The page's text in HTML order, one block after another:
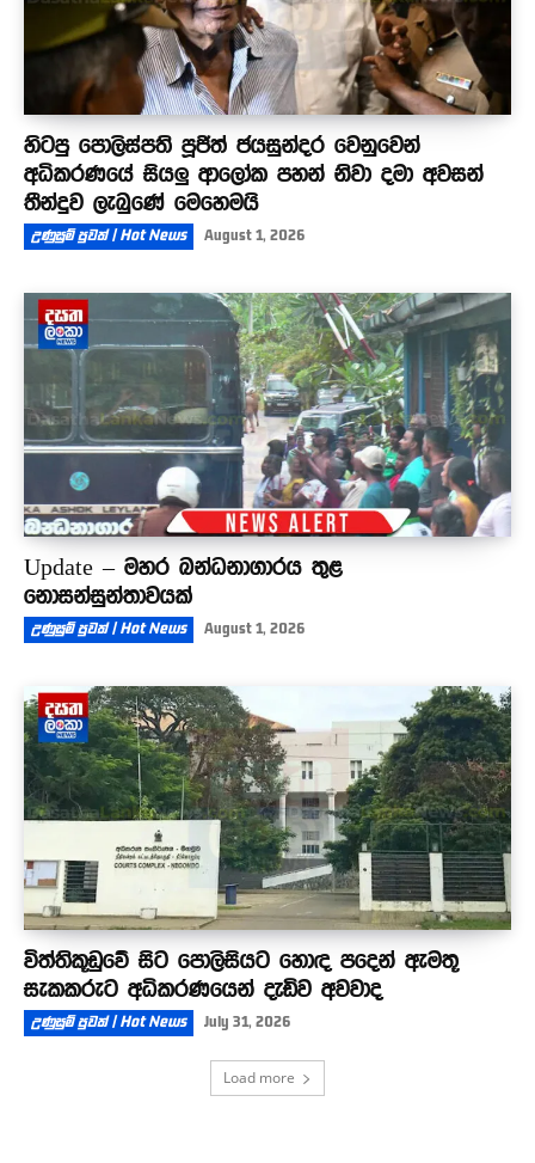
හිටපු පොලිස්පති පූජිත් ජයසුන්දර වෙනුවෙන්
අධිකරණයේ සියලු ආලෝක පහන් නිවා දමා අවසන්
තීන්දුව ලැබුණේ මෙහෙමයි
උණුසුම් පුවත් | Hot News August 1, 2026
Update – මහර බන්ධනාගාරය තුළ
නොසන්සුන්තාවයක්
උණුසුම් පුවත් | Hot News August 1, 2026
විත්තිකූඩුවේ සිට පොලිසියට හොඳ පදෙන් ඇමතූ
සැකකරුට අධිකරණයෙන් දැඩිව අවවාද
උණුසුම් පුවත් | Hot News July 31, 2026
Load more